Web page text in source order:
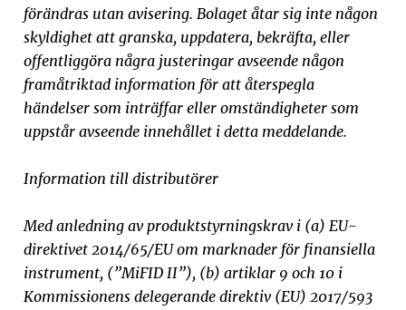
förändras utan avisering. Bolaget åtar sig inte någon
skyldighet att granska, uppdatera, bekräfta, eller
offentliggöra några justeringar avseende någon
framåtriktad information för att återspegla
händelser som inträffar eller omständigheter som
uppstår avseende innehållet i detta meddelande.
Information till distributörer
Med anledning av produktstyrningskrav i (a) EU-
direktivet 2014/65/EU om marknader för finansiella
instrument, (”MiFID II”), (b) artiklar 9 och 10 i
Kommissionens delegerande direktiv (EU) 2017/593